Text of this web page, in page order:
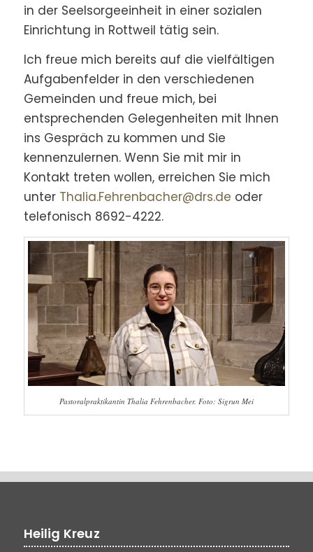
in der Seelsorgeeinheit in einer sozialen
Einrichtung in Rottweil tätig sein.
Ich freue mich bereits auf die vielfältigen
Aufgabenfelder in den verschiedenen
Gemeinden und freue mich, bei
entsprechenden Gelegenheiten mit Ihnen
ins Gespräch zu kommen und Sie
kennenzulernen. Wenn Sie mit mir in
Kontakt treten wollen, erreichen Sie mich
unter Thalia.Fehrenbacher@drs.de oder
telefonisch 8692-4222.
Pastoralpraktikantin Thalia Fehrenbacher. Foto: Sigrun Mei
Heilig Kreuz